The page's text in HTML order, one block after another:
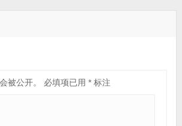
被公开。 必填项已用 *标注